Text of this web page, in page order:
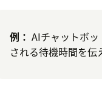
例： AIチャットボ
される待機時間を伝